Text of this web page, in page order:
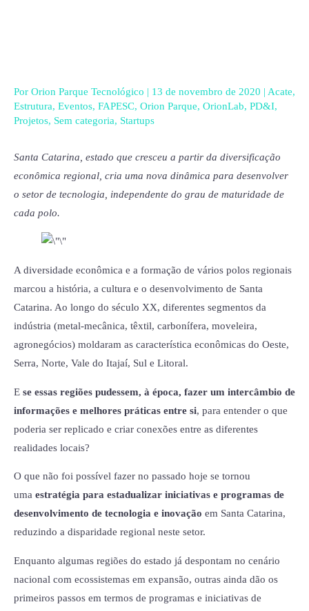
Por Orion Parque Tecnológico | 13 de novembro de 2020 | Acate,
Estrutura, Eventos, FAPESC, Orion Parque, OrionLab, PD&I,
Projetos, Sem categoria, Startups
Santa Catarina, estado que cresceu a partir da diversificação
econômica regional, cria uma nova dinâmica para desenvolver
o setor de tecnologia, independente do grau de maturidade de
cada polo.
A diversidade econômica e a formação de vários polos regionais
marcou a história, a cultura e o desenvolvimento de Santa
Catarina. Ao longo do século XX, diferentes segmentos da
indústria (metal-mecânica, têxtil, carbonífera, moveleira,
agronegócios) moldaram as característica econômicas do Oeste,
Serra, Norte, Vale do Itajaí, Sul e Litoral.
E se essas regiões pudessem, à época, fazer um intercâmbio de
informações e melhores práticas entre si, para entender o que
poderia ser replicado e criar conexões entre as diferentes
realidades locais?
O que não foi possível fazer no passado hoje se tornou
uma estratégia para estadualizar iniciativas e programas de
desenvolvimento de tecnologia e inovação em Santa Catarina,
reduzindo a disparidade regional neste setor.
Enquanto algumas regiões do estado já despontam no cenário
nacional com ecossistemas em expansão, outras ainda dão os
primeiros passos em termos de programas e iniciativas de